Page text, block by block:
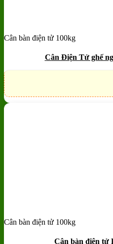
Add to wishlist
Cân bàn điện tử 100kg
Cân Điện Tử ghế
Add to wishlist
Cân bàn điện tử 100kg
Cân bàn điện tử